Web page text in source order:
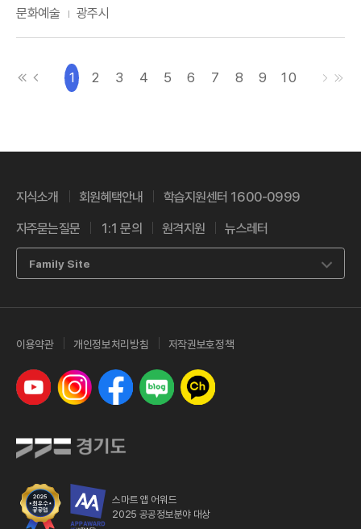
분야
문화예술
활동지역
광주시
1 2 3 4 5 6 7 8 9 10
지식소개 회원혜택안내 학습지원센터 1600-0999
자주묻는질문 1:1 문의 원격지원 뉴스레터
Family Site
이용약관 개인정보처리방침 저작권보호정책
유튜브 인스타그램 페이스북 네이버 블로그카카오톡 채널
스마트 앱 어워드
2025 공공정보분야 대상